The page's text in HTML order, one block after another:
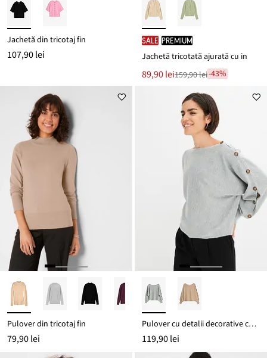
Jachetă din tricotaj fin
107,90 lei
SALE PREMIUM
Jachetă tricotată ajurată cu in
Noul
preț
89,90 lei
Reducere159,90 lei-43%
Pulover din tricotaj fin
79,90 lei
Pulover cu detalii decorative cu nasturi
119,90 lei